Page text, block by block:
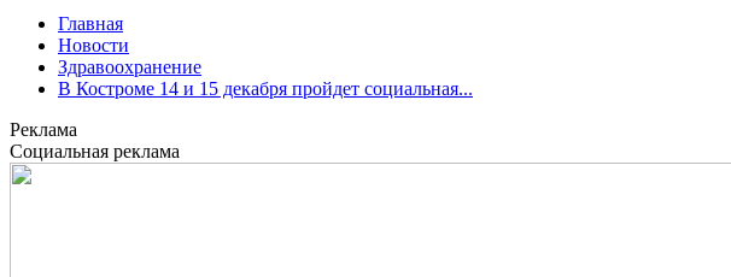
Главная
Новости
Здравоохранение
В Костроме 14 и 15 декабря пройдет социальная...
Реклама
Социальная реклама